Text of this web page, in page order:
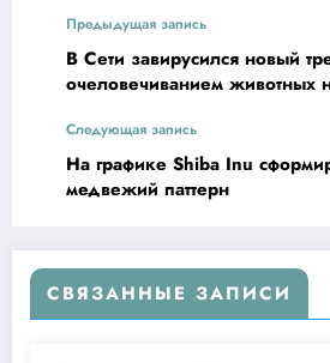
Предыдущая запись
В Сети завирусился новый
очеловечиванием животных
Следующая запись
На графике Shiba Inu
медвежий паттерн
СВЯЗАННЫЕ ЗАПИСИ